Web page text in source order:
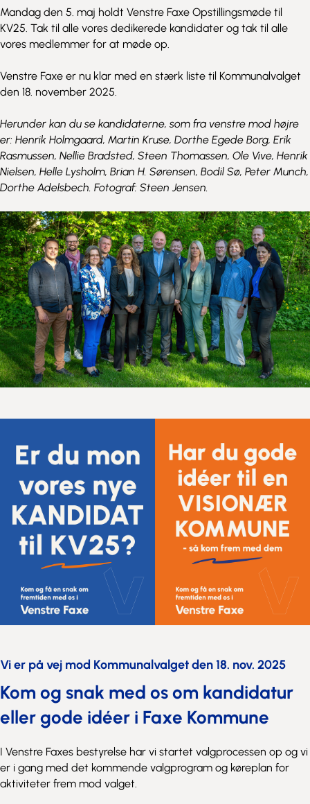
Mandag den 5. maj holdt Venstre Faxe Opstillingsmøde til
KV25. Tak til alle vores dedikerede kandidater og tak til alle
vores medlemmer for at møde op.
Venstre Faxe er nu klar med en stærk liste til Kommunalvalget
den 18. november 2025.
Herunder kan du se kandidaterne, som fra venstre mod højre
er: Henrik Holmgaard, Martin Kruse, Dorthe Egede Borg, Erik
Rasmussen, Nellie Bradsted, Steen Thomassen, Ole Vive, Henrik
Nielsen, Helle Lysholm, Brian H. Sørensen, Bodil Sø, Peter Munch,
Dorthe Adelsbech. Fotograf: Steen Jensen.
Vi er på vej mod Kommunalvalget den 18. nov. 2025
Kom og snak med os om kandidatur
eller gode idéer i Faxe Kommune
I Venstre Faxes bestyrelse har vi startet valgprocessen op og vi
er i gang med det kommende valgprogram og køreplan for
aktiviteter frem mod valget.